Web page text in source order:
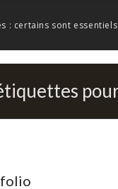
: certains sont